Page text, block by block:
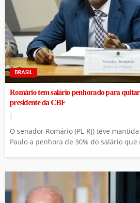
BRASIL
Romário tem salário penhorado para
presidente da CBF
O senador Romário (PL-RJ) teve
Paulo a penhora de 30% do salário que